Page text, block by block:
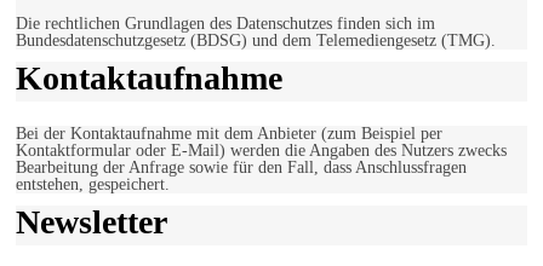
Die rechtlichen Grundlagen des Datenschutzes finden sich im
Bundesdatenschutzgesetz (BDSG) und dem Telemediengesetz (TMG).
Kontaktaufnahme
Bei der Kontaktaufnahme mit dem Anbieter (zum Beispiel per
Kontaktformular oder E-Mail) werden die Angaben des Nutzers zwecks
Bearbeitung der Anfrage sowie für den Fall, dass Anschlussfragen
entstehen, gespeichert.
Newsletter